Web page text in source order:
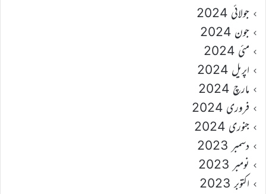
جولائی 2024
جون 2024
مئی 2024
اپریل 2024
مارچ 2024
فروری 2024
جنوری 2024
دسمبر 2023
نومبر 2023
اکتوبر 2023